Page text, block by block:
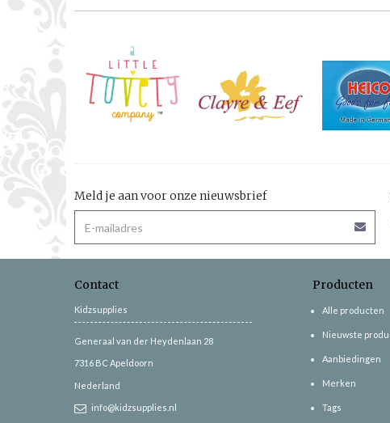
Meld je aan voor onze nieuwsbrief
Contact
Kidzsupplies
Generaal van der Heydenlaan 28
7316 BC Apeldoorn
Nederland
info@kidzsupplies.nl
Producten
Alle producten
Nieuwste
Aanbiedingen
Merken
Tags